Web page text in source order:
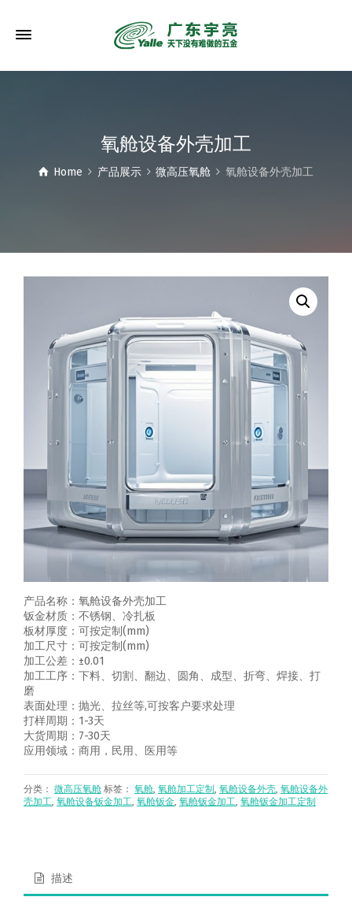
氧舱设备外壳加工
Home 产品展示 微高压氧舱 氧舱设备外壳加工
产品名称：氧舱设备外壳加工
钣金材质：不锈钢、冷扎板
板材厚度：可按定制(mm)
加工尺寸：可按定制(mm)
加工公差：±0.01
加工工序：下料、切割、翻边、圆角、成型、折弯、焊接、打
磨
表面处理：抛光、拉丝等,可按客户要求处理
打样周期：1-3天
大货周期：7-30天
应用领域：商用，民用、医用等
分类： 微高压氧舱 标签： 氧舱, 氧舱加工定制 , 氧舱设备外壳, 氧舱设备外
壳加工, 氧舱设备钣金加工, 氧舱钣金, 氧舱钣金加工, 氧舱钣金加工定制
描述